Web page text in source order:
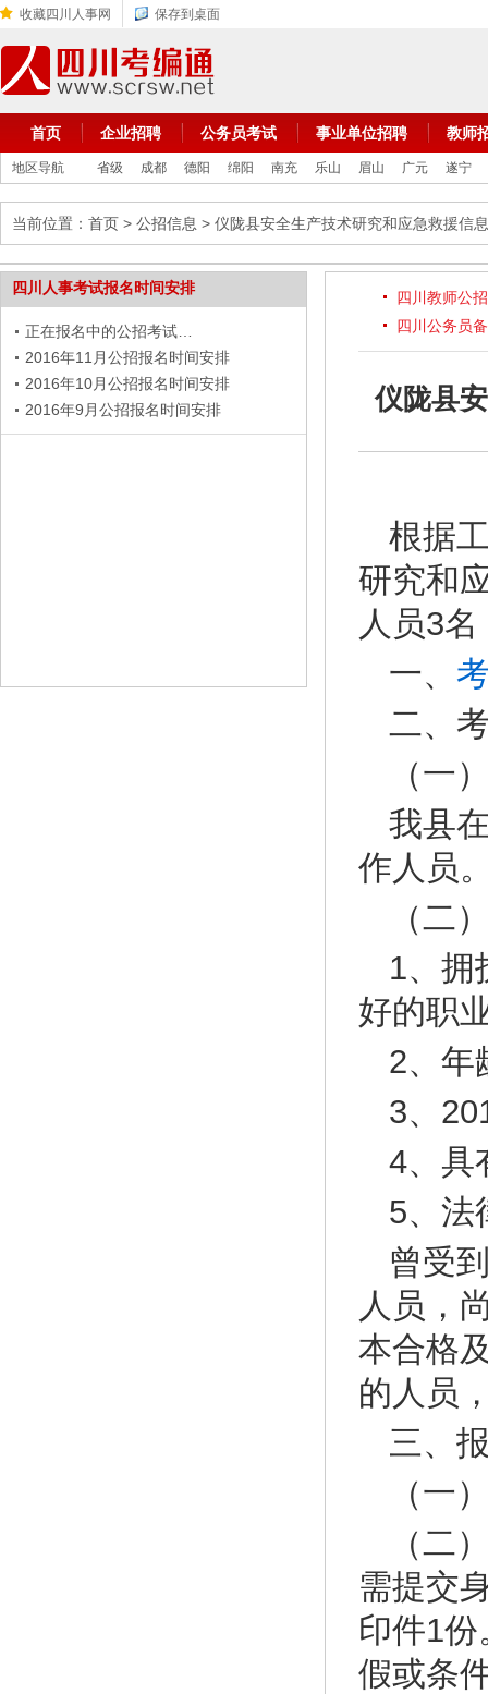
收藏四川人事网 保存到桌面
首页 企业招聘 公务员考试 事业单位招聘 教师
地区导航 省级 成都 德阳 绵阳 南充 乐山 眉山 广元 遂宁
当前位置： 首页 > 公招信息 > 仪陇县安全生产技术研究和应急救援信
四川人事考试报名时间安排
正在报名中的公招考试…
2016年11月公招报名时间安排
2016年10月公招报名时间安排
2016年9月公招报名时间安排
四川教师公
四川公务员
仪陇县
根据
研究和
人员3
一、
二、
（一
我县
作人员
（二
1、拥
好的职
2、年
3、
4、具
5、法
曾受
人员，
本合格
的人员
三、
（一
（二
需提交
印件1
假或条